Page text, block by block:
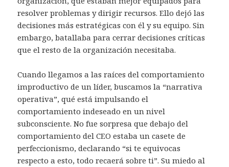
resolver problemas y dirigir recursos. Ello dejó las
decisiones más estratégicas con él y su equipo. Sin
embargo, batallaba para cerrar decisiones críticas
que el resto de la organización necesitaba.
Cuando llegamos a las raíces del comportamiento
improductivo de un líder, buscamos la “narrativa
operativa”, qué está impulsando el
comportamiento indeseado en un nivel
subconsciente. No fue sorpresa que debajo del
comportamiento del CEO estaba un casete de
perfeccionismo, declarando “si te equivocas
respecto a esto, todo recaerá sobre ti”. Su miedo al